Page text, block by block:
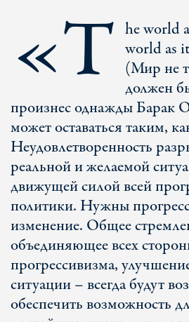
«T he world
world as
(Мир не
должен
произнес однажды Барак
может оставаться таким,
Неудовлетворенность
реальной и желаемой
движущей силой всей
политики. Нужны
изменение. Общее
объединяющее всех
прогрессивизма,
ситуации – всегда будут
обеспечить возможность